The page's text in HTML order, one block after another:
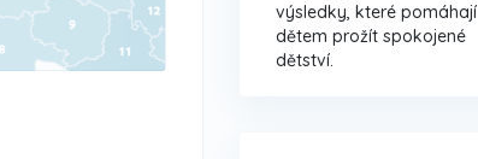
výsledky, které pomáhají
dětem prožít spokojené
dětství.